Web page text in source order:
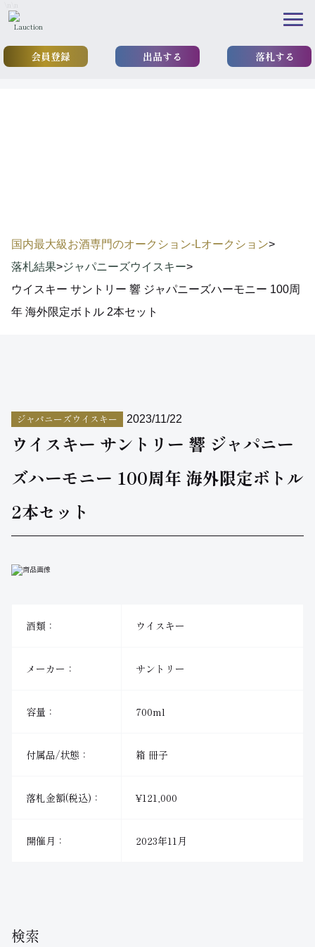
会員登録 出品する 落札する
国内最大級お酒専門のオークション-Lオークション>
落札結果>ジャパニーズウイスキー>
ウイスキー サントリー 響 ジャパニーズハーモニー 100周
年 海外限定ボトル 2本セット
検索
ジャパニーズウイスキー 2023/11/22
ウイスキー サントリー 響 ジャパニー
ズハーモニー 100周年 海外限定ボトル
2本セット
酒類： ウイスキー
メーカー： サントリー
容量： 700ml
付属品/状態： 箱 冊子
落札金額(税込)： ¥121,000
開催月： 2023年11月